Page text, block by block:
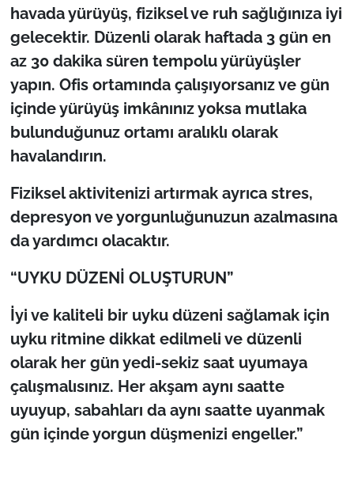
havada yürüyüş, fiziksel ve ruh sağlığınıza iyi
gelecektir. Düzenli olarak haftada 3 gün en
az 30 dakika süren tempolu yürüyüşler
yapın. Ofis ortamında çalışıyorsanız ve gün
içinde yürüyüş imkânınız yoksa mutlaka
bulunduğunuz ortamı aralıklı olarak
havalandırın.
Fiziksel aktivitenizi artırmak ayrıca stres,
depresyon ve yorgunluğunuzun azalmasına
da yardımcı olacaktır.
“UYKU DÜZENİ OLUŞTURUN”
İyi ve kaliteli bir uyku düzeni sağlamak için
uyku ritmine dikkat edilmeli ve düzenli
olarak her gün yedi-sekiz saat uyumaya
çalışmalısınız. Her akşam aynı saatte
uyuyup, sabahları da aynı saatte uyanmak
gün içinde yorgun düşmenizi engeller.”